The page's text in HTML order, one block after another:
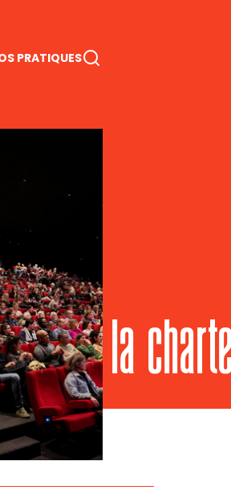
PRATIQUES
la